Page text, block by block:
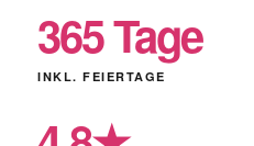
365 Tage
INKL. FEIERTAGE